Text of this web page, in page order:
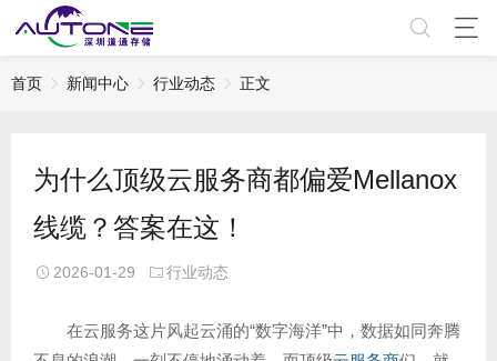
首页 新闻中心 行业动态 正文
为什么顶级云服务商都偏爱Mellanox
线缆？答案在这！
2026-01-29 行业动态
在云服务这片风起云涌的“数字海洋”中，数据如同奔腾